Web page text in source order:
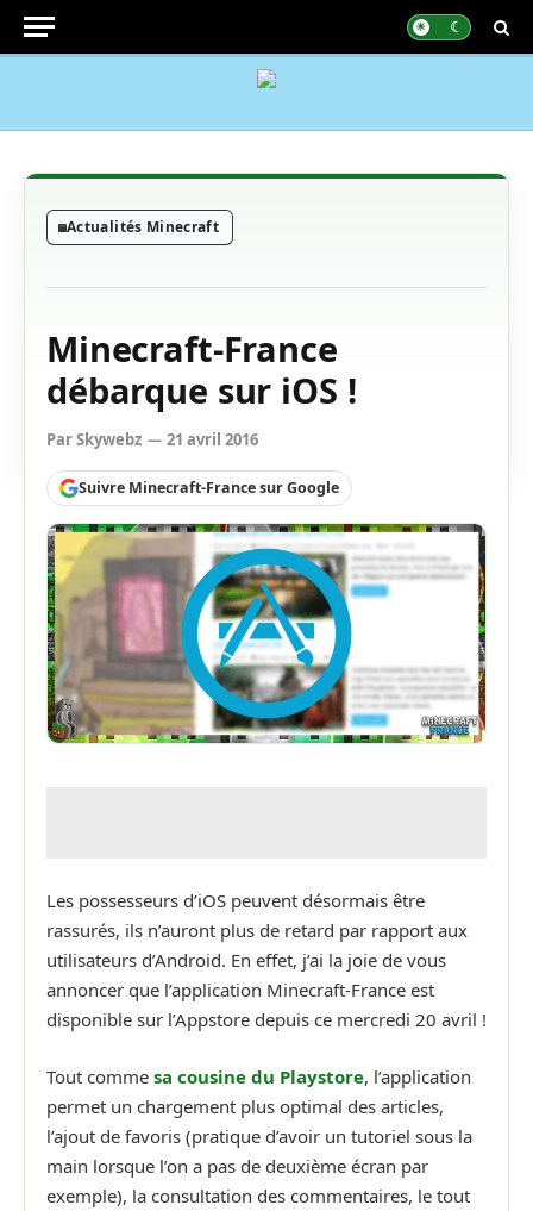
Actualités Minecraft
Minecraft-France
débarque sur iOS !
ParSkywebz 21 avril 2016
Suivre Minecraft-France sur Google
Les possesseurs d’iOS peuvent désormais être
rassurés, ils n’auront plus de retard par rapport aux
utilisateurs d’Android. En effet, j’ai la joie de vous
annoncer que l’application Minecraft-France est
disponible sur l’Appstore depuis ce mercredi 20 avril !
Tout comme sa cousine du Playstore, l’application
permet un chargement plus optimal des articles,
l’ajout de favoris (pratique d’avoir un tutoriel sous la
main lorsque l’on a pas de deuxième écran par
exemple), la consultation des commentaires, le tout